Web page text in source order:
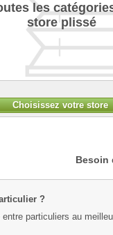
la prise de mesures
les
store plissé
Choisissez votre store
Besoin
?
particuliers au